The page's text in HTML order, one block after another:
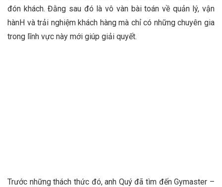
đón khách. Đằng sau đó là vô vàn bài toán về quản lý, vận
hànH và trải nghiệm khách hàng mà chỉ có những chuyên gia
trong lĩnh vực này mới giúp giải quyết.
Trước những thách thức đó, anh Quý đã tìm đến Gymaster –